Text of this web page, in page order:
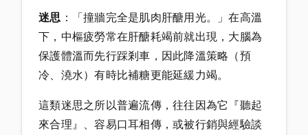
迷思 ：「撞牆完全是肌肉肝醣用光。」在高溫
下，中樞疲勞常在肝醣耗竭前就出現，大腦為
保護體溫而先行踩剎車，因此降溫策略（預
冷、澆水）有時比補糖更能延緩力竭。
這類迷思之所以普遍流傳，往往因為它『聽起
來合理』、容易口耳相傳，或被行銷與經驗談